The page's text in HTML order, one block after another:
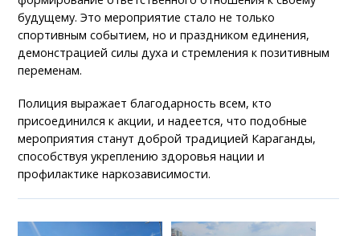
будущему. Это мероприятие стало не только
спортивным событием, но и праздником единения,
демонстрацией силы духа и стремления к позитивным
переменам.
Полиция выражает благодарность всем, кто
присоединился к акции, и надеется, что подобные
мероприятия станут доброй традицией Караганды,
способствуя укреплению здоровья нации и
профилактике наркозависимости.